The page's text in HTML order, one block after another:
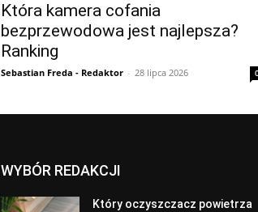
Która kamera cofania
bezprzewodowa jest najlepsza?
Ranking
Sebastian Freda - Redaktor - 28 lipca 2026
WYBÓR REDAKCJI
Który oczyszczacz powietrza